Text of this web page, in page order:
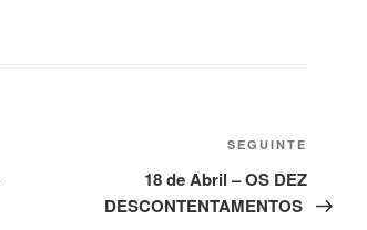
SEGUINTE
18 de Abril – OS DEZ
DESCONTENTAMENTOS